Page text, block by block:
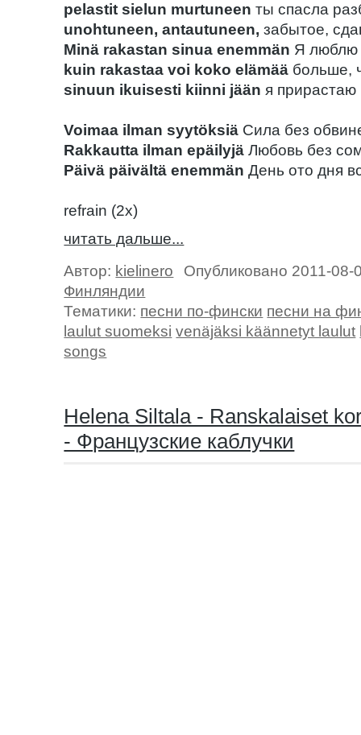
pelastit sielun murtuneen ты спасла
unohtuneen, antautuneen,забытое,
Minä rakastan sinua enemmän Я люблю
kuin rakastaa voi koko elämää больше,
sinuun ikuisesti kiinni jään я прирастаю
Voimaa ilman syytöksiä Сила без
Rakkautta ilman epäilyjä Любовь без
Päivä päivältä enemmän День ото дня
refrain (2x)
читать дальше...
Автор: kielinero
Опубликовано 2011-08-
Финляндии
Тематики: песни по-фински песни на
laulut suomeksi venäjäksi käännetyt laulut
songs
Helena Siltala - Ranskalaiset
- Французские каблучки